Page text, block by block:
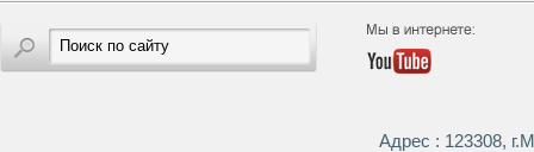
Адрес : 123308,